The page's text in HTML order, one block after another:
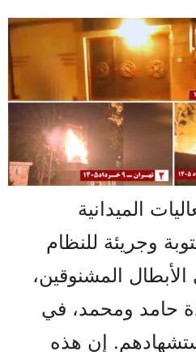
الميدانية
وجريئة للنظام
المشنوقين،
حامد ومحمد، في
إن هذه